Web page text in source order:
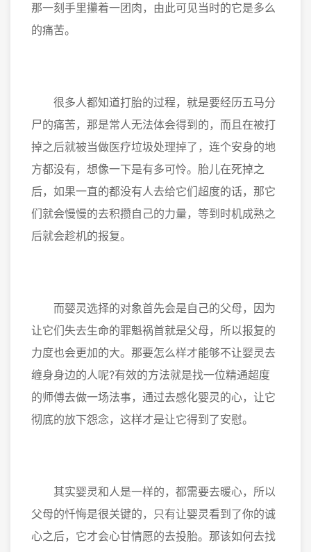
那一刻手里攥着一团肉，由此可见当时的它是多么
的痛苦。
很多人都知道打胎的过程，就是要经历五马分
尸的痛苦，那是常人无法体会得到的，而且在被打
掉之后就被当做医疗垃圾处理掉了，连个安身的地
方都没有，想像一下是有多可怜。胎儿在死掉之
后，如果一直的都没有人去给它们超度的话，那它
们就会慢慢的去积攒自己的力量，等到时机成熟之
后就会趁机的报复。
而婴灵选择的对象首先会是自己的父母，因为
让它们失去生命的罪魁祸首就是父母，所以报复的
力度也会更加的大。那要怎么样才能够不让婴灵去
缠身身边的人呢?有效的方法就是找一位精通超度
的师傅去做一场法事，通过去感化婴灵的心，让它
彻底的放下怨念，这样才是让它得到了安慰。
其实婴灵和人是一样的，都需要去暖心，所以
父母的忏悔是很关键的，只有让婴灵看到了你的诚
心之后，它才会心甘情愿的去投胎。那该如何去找